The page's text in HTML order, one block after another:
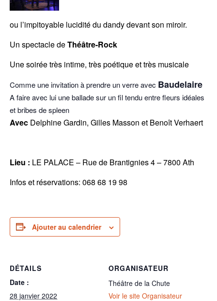
ou l’impitoyable lucidité du dandy devant son miroir.
Un spectacle deThéâtre-Rock
Une soirée très intime, très poétique et très musicale
Comme une invitation à prendre un verre avec Baudelaire
A faire avec lui une ballade sur un fil tendu entre fleurs idéales
et bribes de spleen
Avec Delphine Gardin, Gilles Masson et Benoît Verhaert
Lieu : LE PALACE – Rue de Brantignies 4 – 7800 Ath
Infos et réservations: 068 68 19 98
Ajouter au calendrier
DÉTAILS
Date :
28 janvier 2022
ORGANISATEUR
Théâtre de la Chute
Voir le site Organisateur